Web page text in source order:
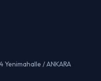
Yenimahalle / ANKARA